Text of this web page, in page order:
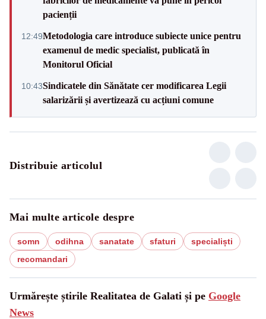
pacienții
12:49Metodologia care introduce subiecte unice pentru
examenul de medic specialist, publicată în
Monitorul Oficial
10:43Sindicatele din Sănătate cer modificarea Legii
salarizării și avertizează cu acțiuni comune
Distribuie articolul
Mai multe articole despre
somn odihna sanatate sfaturi
specialiști
recomandari
Urmărește știrile Realitatea de Galati și pe Google
News